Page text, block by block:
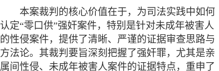
本案裁判的核心价值在于，为司法实践中如何
认定“零口供”强奸案件，特别是针对未成年被害人
的性侵案件，提供了清晰、严谨的证据审查思路与
方法论。其裁判要旨深刻把握了强奸罪，尤其是亲
属间性侵、未成年被害人案件的证据特点，重申了